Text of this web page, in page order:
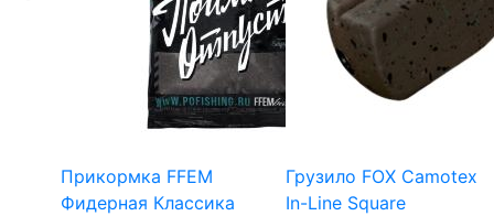
Прикормка FFEM
Фидерная Классика
Грузило FOX Camotex
In-Line Square